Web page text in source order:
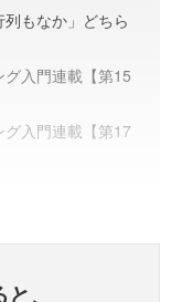
列もなか」どちら
入門連載【第15
入門連載【第17
、